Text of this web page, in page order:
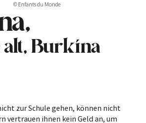
© Enfants du Monde
alt, Burkina
zur Schule gehen, können nicht
vertrauen ihnen kein Geld an, um